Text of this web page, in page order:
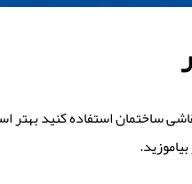
ساختمان استفاده کنید